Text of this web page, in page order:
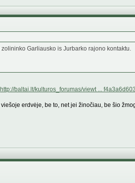
Garliausko is Jurbarko rajono kontaktu.
http://baltai.lt/kulturos_forumas/viewt ...
erdvėje, be to, net jei žinočiau, be šio